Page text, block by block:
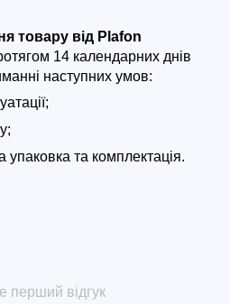
14 календарних днів
наступних умов:
упаковка та комплектація.
перший відгук